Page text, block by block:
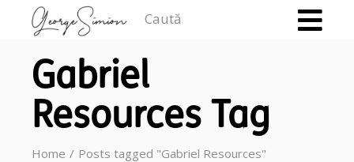
Gabriel
Resources Tag
Home Posts tagged "Gabriel Resources"